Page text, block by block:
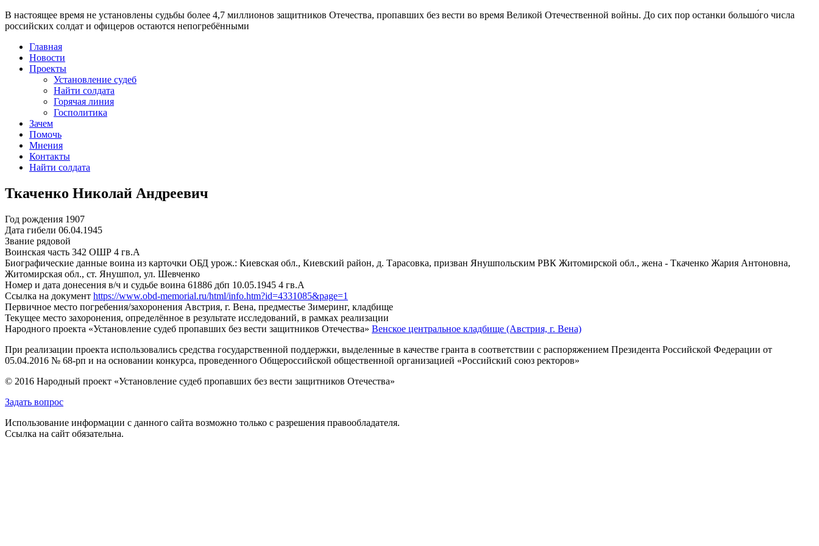
В настоящее время не установлены судьбы более 4,7 миллионов защитников Отечества, пропавших без вести во время Великой Отечественной войны. До сих пор останки большо́го числа
российских солдат и офицеров остаются непогребёнными
Главная
Новости
Проекты
Установление судеб
Найти солдата
Горячая линия
Госполитика
Зачем
Помочь
Мнения
Контакты
Найти солдата
Ткаченко Николай Андреевич
Год рождения 1907
Дата гибели 06.04.1945
Звание рядовой
Воинская часть 342 ОШР 4 гв.А
Биографические данные воина из карточки ОБД урож.: Киевская обл., Киевский район, д. Тарасовка, призван Янушпольским РВК Житомирской обл., жена - Ткаченко Жария Антоновна,
Житомирская обл., ст. Янушпол, ул. Шевченко
Номер и дата донесения в/ч и судьбе воина 61886 дбп 10.05.1945 4 гв.А
Ссылка на документ https://www.obd-memorial.ru/html/info.htm?id=4331085&page=1
Первичное место погребения/захоронения Австрия, г. Вена, предместье Зимеринг, кладбище
Текущее место захоронения, определённое в результате исследований, в рамках реализации
Народного проекта «Установление судеб пропавших без вести защитников Отечества» Венское центральное кладбище (Австрия, г. Вена)
При реализации проекта использовались средства государственной поддержки, выделенные в качестве гранта в соответствии с распоряжением Президента Российской Федерации от
05.04.2016 № 68-рп и на основании конкурса, проведенного Общероссийской общественной организацией «Российский союз ректоров»
© 2016 Народный проект «Установление судеб пропавших без вести защитников Отечества»
Задать вопрос
Использование информации с данного сайта возможно только с разрешения правообладателя.
Ссылка на сайт обязательна.